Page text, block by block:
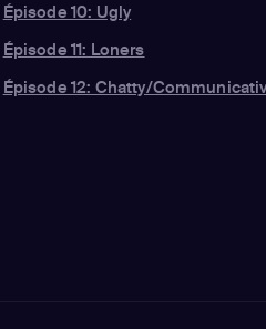
Épisode 10: Ugly
Épisode 11: Loners
Épisode 12: Chatty/